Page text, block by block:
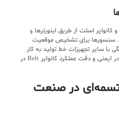
اسلت از طریق اینورترها و
سنسورها برای تشخیص موقعیت
با سایر تجهیزات خط تولید به کار
می‌روند. این بخش، نقش مهمی در ایمنی و دقت عملکرد کانوایر Belt در
تسمه‌ای در صنعت